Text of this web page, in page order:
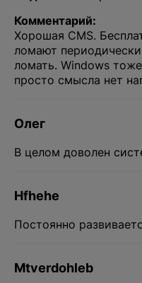
Комментарий:
Хорошая CMS.
ломают
ломать. Windows
просто смысла нет
Олег
В целом доволен
Hfhehe
Постоянно
Mtverdohleb